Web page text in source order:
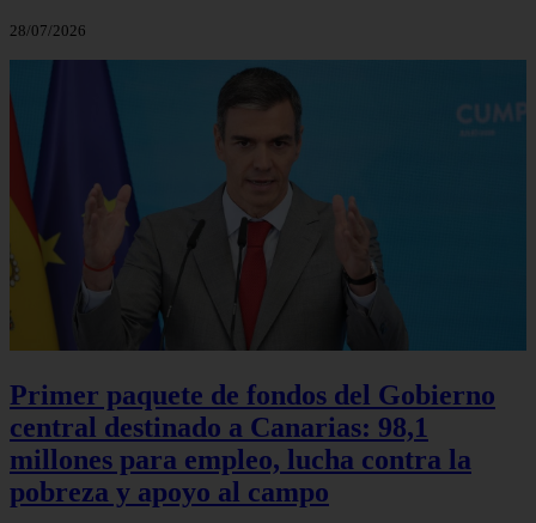
28/07/2026
Primer paquete de fondos del Gobierno
central destinado a Canarias: 98,1
millones para empleo, lucha contra la
pobreza y apoyo al campo